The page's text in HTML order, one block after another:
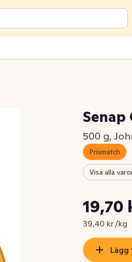
500 g,
Prismatch
Visa alla
Nuvarande
19,70
39,40 kr /kg
Styckpris:
Lägg